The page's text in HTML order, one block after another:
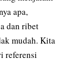
apa,
dan ribet
mudah. Kita
referensi